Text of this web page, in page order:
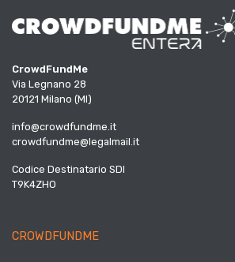
CrowdFundMe
Via Legnano 28
20121 Milano (MI)
info@crowdfundme.it
crowdfundme@legalmail.it
Codice Destinatario SDI
T9K4ZHO
CROWDFUNDME